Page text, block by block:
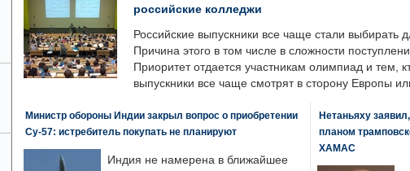
российские колледжи
Российские выпускники все чаще стали выбирать
Причина этого в том числе в сложности
Приоритет отдается участникам олимпиад и тем,
выпускники все чаще смотрят в сторону Европы
Министр обороны Индии закрыл вопрос о приобретении
Су-57: истребитель покупать не планируют
Индия не намерена в ближайшее
Нетаньяху
планом
ХАМАС